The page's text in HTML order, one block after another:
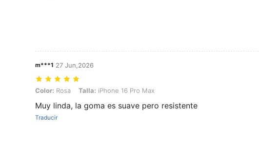
m***1 27 Jun,2026
Color: Rosa, Talla: iPhone 16 Pro Max
Color: Rosa Talla: iPhone 16 Pro Max
Muy linda, la goma es suave pero resistente
Traducir